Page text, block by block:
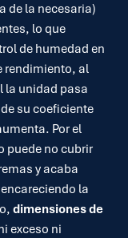
de la necesaria)
lo que
de humedad en
rendimiento, al
la unidad pasa
su coeficiente
Por el
puede no cubrir
y acaba
la
dimensiones de
exceso ni